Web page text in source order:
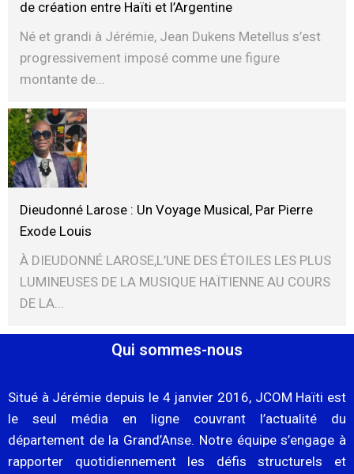
de création entre Haïti et l’Argentine
Né et grandi à Jérémie, Jean Dukens Metellus s’est
progressivement imposé comme une figure
montante de...
Dieudonné Larose : Un Voyage Musical, Par Pierre
Exode Louis
À DIEUDONNÉ LAROSE,L’UNE DES ÉTOILES LES PLUS
LUMINEUSES DE LA MUSIQUE HAÏTIENNE AU COURS
DE LA...
Qui sommes-nous
Situé à Jérémie depuis le 4 janvier 2016, JCOM Haïti est
le seul média en ligne couvrant l’actualité du
département de la Grand’Anse. Notre équipe s’engage à
rapporter quotidiennement les défis structurels et